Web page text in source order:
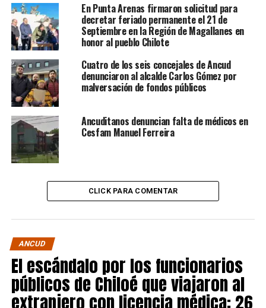
En Punta Arenas firmaron solicitud para
decretar feriado permanente el 21 de
Septiembre en la Región de Magallanes en
honor al pueblo Chilote
Cuatro de los seis concejales de Ancud
denunciaron al alcalde Carlos Gómez por
malversación de fondos públicos
Ancuditanos denuncian falta de médicos en
Cesfam Manuel Ferreira
CLICK PARA COMENTAR
ANCUD
El escándalo por los funcionarios
públicos de Chiloé que viajaron al
extranjero con licencia médica: 26